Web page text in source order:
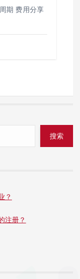
期 费用分享
搜索
？
注册？